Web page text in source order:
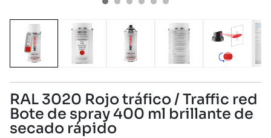
RAL 3020 Rojo tráfico / Traffic red
Bote de spray 400 ml brillante de
secado rápido